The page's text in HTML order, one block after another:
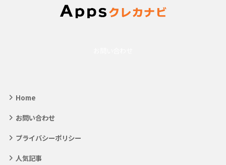
Home
お問い合わせ
プライバシーポリシー
人気記事